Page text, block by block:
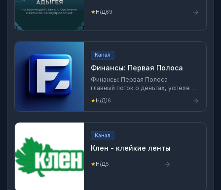
самоуправления
★Н/Д69
Канал
Финансы: Первая Полоса
Финансы: Первая Полоса —
главный поток о деньгах, успехе и
ключевых событиях в мире. Строго
и с юмором. 📩 Сотрудничество:
Telegram @maltsevdone
★Н/Д16
Канал
Клен - клейкие ленты
★Н/Д5